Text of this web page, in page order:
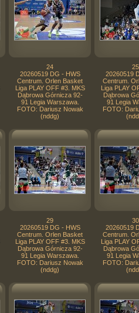
24
20260519 DG - HWS
Centrum. Orlen Basket
Liga PLAY OFF #3. MKS
Dąbrowa Górnicza 92-
91 Legia Warszawa.
FOTO: Dariusz Nowak
(nddg)
25
20260519
Centrum.
Liga PLAY
Dąbrowa
91 Legia
FOTO:
29
20260519 DG - HWS
Centrum. Orlen Basket
Liga PLAY OFF #3. MKS
Dąbrowa Górnicza 92-
91 Legia Warszawa.
FOTO: Dariusz Nowak
(nddg)
30
20260519
Centrum.
Liga PLAY
Dąbrowa
91 Legia
FOTO: